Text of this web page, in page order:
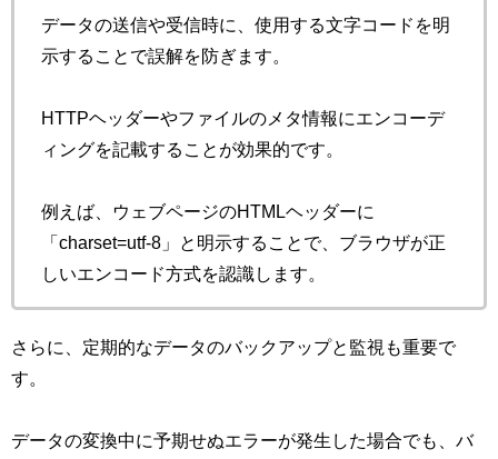
データの送信や受信時に、使用する文字コードを明
示することで誤解を防ぎます。
HTTPヘッダーやファイルのメタ情報にエンコーデ
ィングを記載することが効果的です。
例えば、ウェブページのHTMLヘッダーに
「charset=utf-8」と明示することで、ブラウザが正
しいエンコード方式を認識します。
さらに、定期的なデータのバックアップと監視も重要で
す。
データの変換中に予期せぬエラーが発生した場合でも、バ